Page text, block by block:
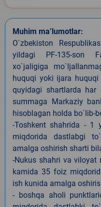
Muhim ma’lumotlar:
O`zbekiston
yildagi PF-135-son
xo`jaligiga
huquqi yoki ijara
quyidagi shartlarda har
summaga Markaziy
hisoblagan holda bo`lib-
-Toshkent shahrida - 1
miqdorida dastlabgi
amalga oshirish sharti
-Nukus shahri va viloyat
kamida 35 foiz
ish kunida amalga
- boshqa aholi